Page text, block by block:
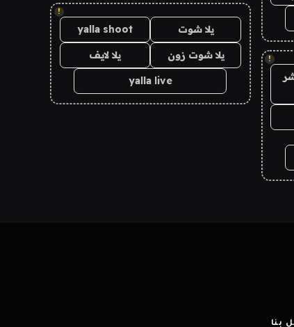
!
!
يلا شوت yalla shoot
يلا شوت زون يلا لايف
yalla live
بنا